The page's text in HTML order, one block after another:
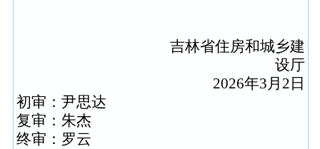
吉林省住房和城乡建
设厅
2026年3月2日
初审：尹思达
复审：朱杰
终审：罗云